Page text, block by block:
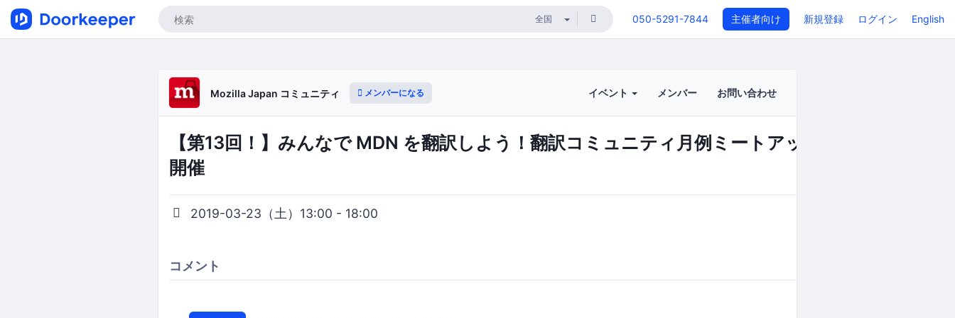
050-5291-7844 主催者向け 新規登録 ログイン English
Mozilla Japan コミュニティ メンバーになる イベント メンバー お問い合わせ
【第13回！】みんなで MDN を翻訳しよう！翻訳コミュニティ月例ミートアップ！ 2019年3月
開催
2019-03-23（土）13:00 - 18:00
コメント